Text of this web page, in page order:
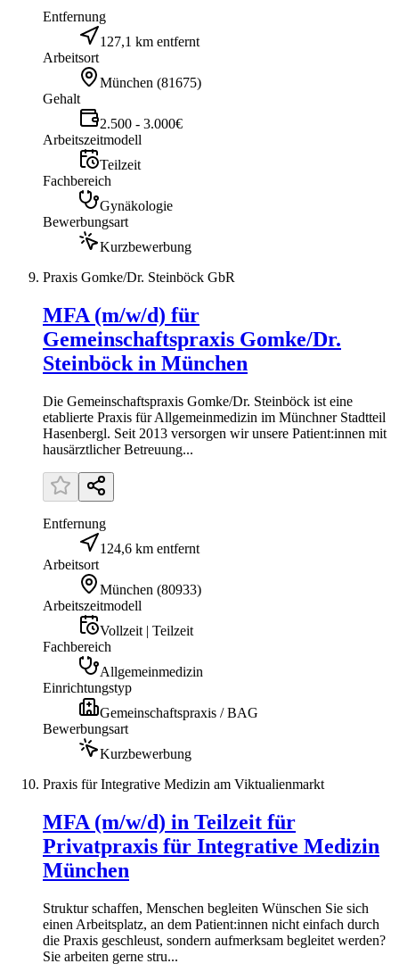
Entfernung
127,1 km entfernt
Arbeitsort
München (81675)
Gehalt
2.500 - 3.000€
Arbeitszeitmodell
Teilzeit
Fachbereich
Gynäkologie
Bewerbungsart
Kurzbewerbung
Praxis Gomke/Dr. Steinböck GbR
MFA (m/w/d) für
Gemeinschaftspraxis Gomke/Dr.
Steinböck in München
Die Gemeinschaftspraxis Gomke/Dr. Steinböck ist eine
etablierte Praxis für Allgemeinmedizin im Münchner Stadtteil
Hasenbergl. Seit 2013 versorgen wir unsere Patient:innen mit
hausärztlicher Betreuung...
Entfernung
124,6 km entfernt
Arbeitsort
München (80933)
Arbeitszeitmodell
Vollzeit | Teilzeit
Fachbereich
Allgemeinmedizin
Einrichtungstyp
Gemeinschaftspraxis / BAG
Bewerbungsart
Kurzbewerbung
Praxis für Integrative Medizin am Viktualienmarkt
MFA (m/w/d) in Teilzeit für
Privatpraxis für Integrative Medizin
München
Struktur schaffen, Menschen begleiten Wünschen Sie sich
einen Arbeitsplatz, an dem Patient:innen nicht einfach durch
die Praxis geschleust, sondern aufmerksam begleitet werden?
Sie arbeiten gerne stru...